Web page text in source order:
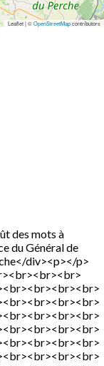
Leaflet | ©OpenStreetMapcontributors
des mots à
du Général de
div><p></p>